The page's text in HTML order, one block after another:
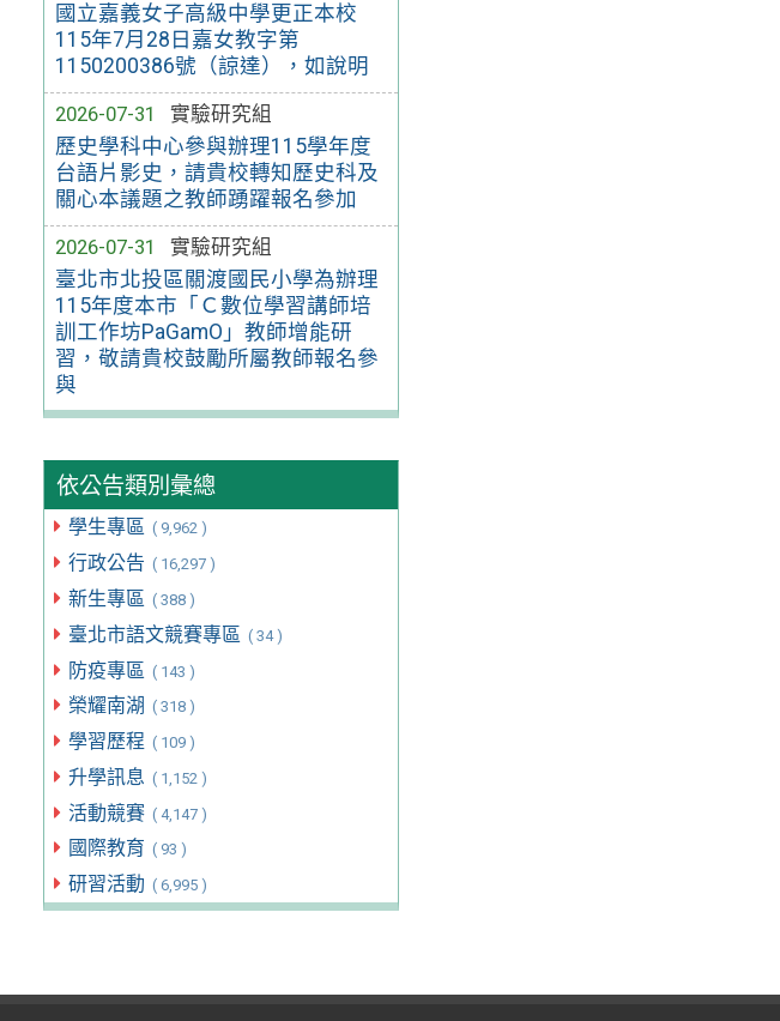
國立嘉義女子高級中學更正本校
115年7月28日嘉女教字第
1150200386號（諒達），如說明
2026-07-31
實驗研究組
歷史學科中心參與辦理115學年度
台語片影史，請貴校轉知歷史科及
關心本議題之教師踴躍報名參加
2026-07-31
實驗研究組
臺北市北投區關渡國民小學為辦理
115年度本市「Ｃ數位學習講師培
訓工作坊PaGamO」教師增能研
習，敬請貴校鼓勵所屬教師報名參
與
依公告類別彙總
學生專區 ( 9,962 )
行政公告 ( 16,297 )
新生專區 ( 388 )
臺北市語文競賽專區 ( 34 )
防疫專區 ( 143 )
榮耀南湖 ( 318 )
學習歷程 ( 109 )
升學訊息 ( 1,152 )
活動競賽 ( 4,147 )
國際教育 ( 93 )
研習活動 ( 6,995 )